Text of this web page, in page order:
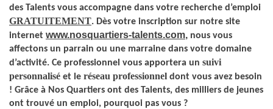
des Talents vous accompagne dans votre recherche d’emploi
GRATUITEMENT. Dès votre inscription sur notre site
internet www.nosquartiers-talents.com, nous vous
affectons un parrain ou une marraine dans votre domaine
d’activité. Ce professionnel vous apportera un suivi
personnalisé et le réseau professionnel dont vous avez besoin
! Grâce à Nos Quartiers ont des Talents, des milliers de jeunes
ont trouvé un emploi, pourquoi pas vous ?